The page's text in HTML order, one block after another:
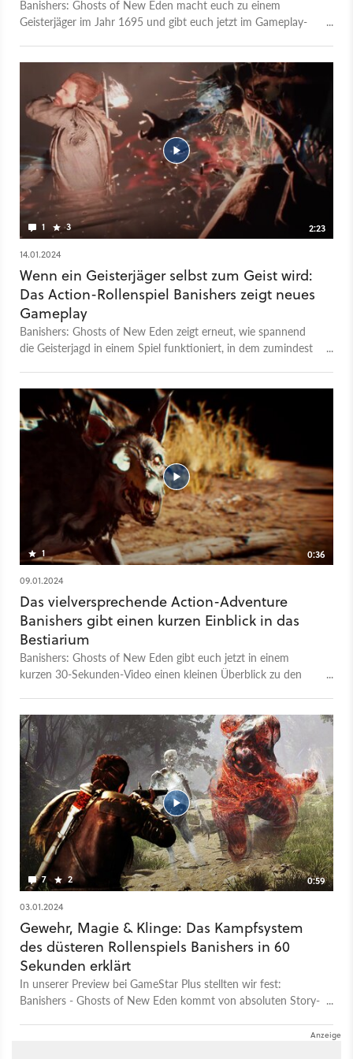
Banishers: Ghosts of New Eden macht euch zu einem
Geisterjäger im Jahr 1695 und gibt euch jetzt im Gameplay-
Aufgabe gemacht haben, die Menschen vor den
umherwandernden Geistern zu schützen. Im Video seht ihr,
wie sie dabei vorgehen: Hier gibt es eine Mischung aus
verschiedenen Kampfstilen wie Gewehr, Schwert und
Feuerbann in Kombination mit den ätherischen Angriffen von
Antea. Banishers: Ghosts of New Eden erscheint am 13.
Februar 2024.
1 3
2:23
14.01.2024
Wenn ein Geisterjäger selbst zum Geist wird:
Das Action-Rollenspiel Banishers zeigt neues
Gameplay
Banishers: Ghosts of New Eden zeigt erneut, wie spannend
die Geisterjagd in einem Spiel funktioniert, in dem zumindest
und Red, einem Liebespaar und gleichzeitig professionellen,
Banishern genannten Geisterjägern. Allerdings stirbt Antea auf
einer Mission, was Red in eine schwierige Lage bringt.
Banishers: Ghosts of New Eden" könnt ihr ab dem 13. Februar
2024 auf PS5, Xbox Series X|S und Windows spielen.
1
0:36
09.01.2024
Das vielversprechende Action-Adventure
Banishers gibt einen kurzen Einblick in das
Bestiarium
Banishers: Ghosts of New Eden gibt euch jetzt in einem
kurzen 30-Sekunden-Video einen kleinen Überblick zu den
Widersacher im Spiel durchaus gruselig aussehen. Begonnen
bei mysteriösen Wölfen über furchteinflößende Zombies bis
hin zu Geistern, wirft euch der Titel allen möglichen
übernatürlichen Wesen entgegen, mit denen ihr es aufnehmen
müsst. Banishers: Ghosts of New Eden soll am 13. Februar
2024 erscheinen.
7 2
0:59
03.01.2024
Gewehr, Magie & Klinge: Das Kampfsystem
des düsteren Rollenspiels Banishers in 60
Sekunden erklärt
In unserer Preview bei GameStar Plus stellten wir fest:
Banishers - Ghosts of New Eden kommt von absoluten Story-
Highlight in 2024 werden! Jetzt geben uns die Macher einen